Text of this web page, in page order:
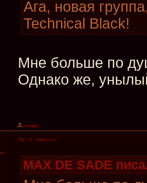
Ага, новая
Technical Black!
Мне больше по
Однако же,
Re: О "тяжести"
MAX DE SADE